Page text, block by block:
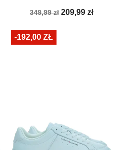
Cena
349,99 zł Cena
209,99 zł
-192,00 ZŁ